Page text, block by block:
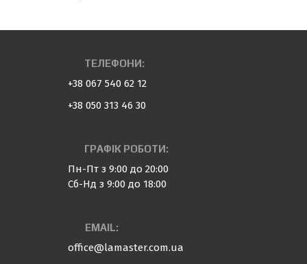
ТЕЛЕФОНИ:
+38 067 540 62 12
+38 050 313 46 30
ГРАФІК РОБОТИ:
Пн-Пт з 9:00 до 20:00
Сб-Нд з 9:00 до 18:00
EMAIL:
office@lamaster.com.ua